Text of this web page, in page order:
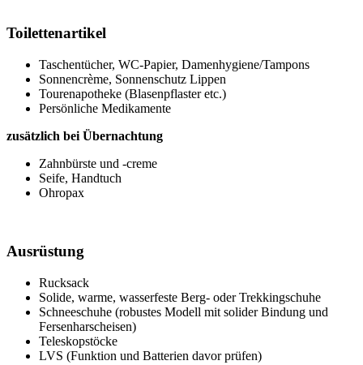
Toilettenartikel
Taschentücher, WC-Papier, Damenhygiene/Tampons
Sonnencrème, Sonnenschutz Lippen
Tourenapotheke (Blasenpflaster etc.)
Persönliche Medikamente
zusätzlich bei Übernachtung
Zahnbürste und -creme
Seife, Handtuch
Ohropax
Ausrüstung
Rucksack
Solide, warme, wasserfeste Berg- oder Trekkingschuhe
Schneeschuhe (robustes Modell mit solider Bindung und
Fersenharscheisen)
Teleskopstöcke
LVS (Funktion und Batterien davor prüfen)